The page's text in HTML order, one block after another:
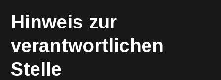
Hinweis zur
verantwortlichen
Stelle